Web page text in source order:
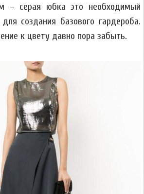
– серая юбка это необходимый
создания базового гардероба.
к цвету давно пора забыть.